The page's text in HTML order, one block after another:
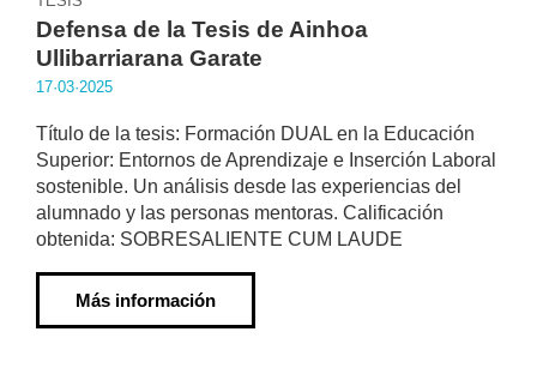
Defensa de la Tesis de Ainhoa
Ullibarriarana Garate
17·03·2025
Título de la tesis: Formación DUAL en la Educación
Superior: Entornos de Aprendizaje e Inserción Laboral
sostenible. Un análisis desde las experiencias del
alumnado y las personas mentoras. Calificación
obtenida: SOBRESALIENTE CUM LAUDE
Más información